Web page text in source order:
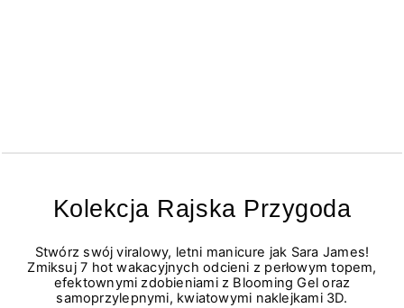
Kolekcja Rajska Przygoda
Stwórz swój viralowy, letni manicure jak Sara James!
Zmiksuj 7 hot wakacyjnych odcieni z perłowym topem,
efektownymi zdobieniami z Blooming Gel oraz
samoprzylepnymi, kwiatowymi naklejkami 3D.